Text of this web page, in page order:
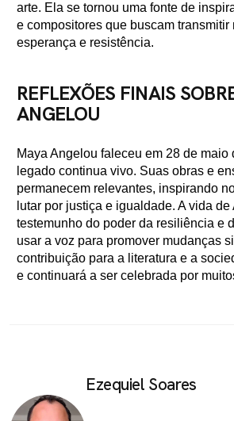
arte. Ela se tornou uma fonte de
e compositores que buscam transmitir
esperança e resistência.
REFLEXÕES FINAIS
ANGELOU
Maya Angelou faleceu em 28 de maio
legado continua vivo. Suas obras e
permanecem relevantes, inspirando
lutar por justiça e igualdade. A vida
testemunho do poder da resiliência e
usar a voz para promover mudanças
contribuição para a literatura e a
e continuará a ser celebrada por
Ezequiel Soares